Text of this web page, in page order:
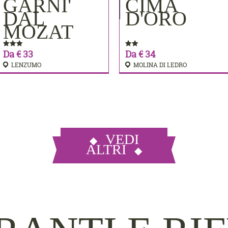
GARNI'
DAL
MOZAT
Da € 33
LENZUMO
PRENOTA CIMA
D'ORO
Da € 34
MOLINA DI LEDRO
PRENOTA
VEDI
ALTRI